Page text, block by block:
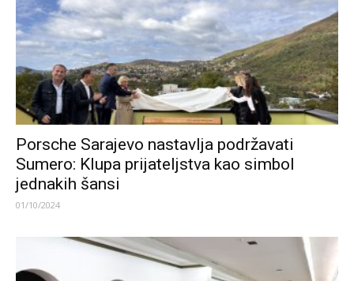
Porsche Sarajevo nastavlja podržavati
Sumero: Klupa prijateljstva kao simbol
jednakih šansi
01/10/2024